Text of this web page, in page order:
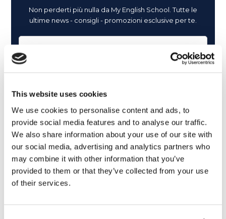
This website uses cookies
We use cookies to personalise content and ads, to
provide social media features and to analyse our traffic.
We also share information about your use of our site with
our social media, advertising and analytics partners who
may combine it with other information that you’ve
provided to them or that they’ve collected from your use
of their services.
Non perderti più nulla da My English School. Tutte le
ultime news - consigli - promozioni esclusive per te.